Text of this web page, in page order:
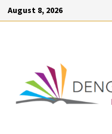
springen
August 8, 2026